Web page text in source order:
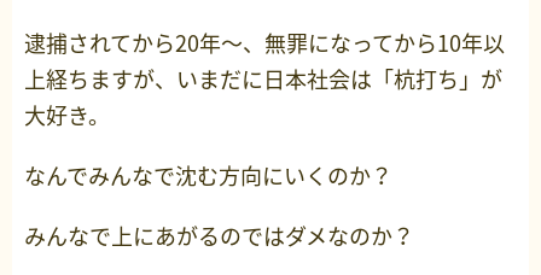
逮捕されてから20年～、無罪になってから10年以
上経ちますが、いまだに日本社会は「杭打ち」が
大好き。
なんでみんなで沈む方向にいくのか？
みんなで上にあがるのではダメなのか？